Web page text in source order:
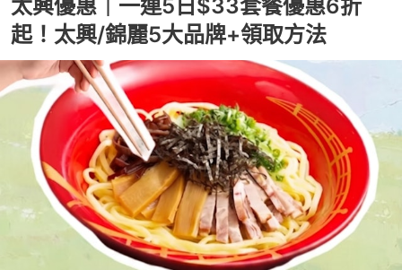
太興優惠｜一連5日$33套餐優惠6折
起！太興/錦麗5大品牌+領取方法